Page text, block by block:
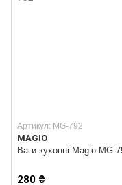
Артикул: MG-792
MAGIO
Ваги кухонні Magio MG-
280 ₴